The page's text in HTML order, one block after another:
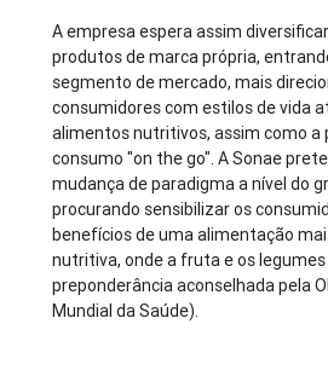
A empresa espera assim
produtos de marca própria,
segmento de mercado, mais
consumidores com estilos de vida
alimentos nutritivos, assim como a
consumo "on the go". A Sonae
mudança de paradigma a nível do
procurando sensibilizar os
benefícios de uma alimentação
nutritiva, onde a fruta e os
preponderância aconselhada pela
Mundial da Saúde).